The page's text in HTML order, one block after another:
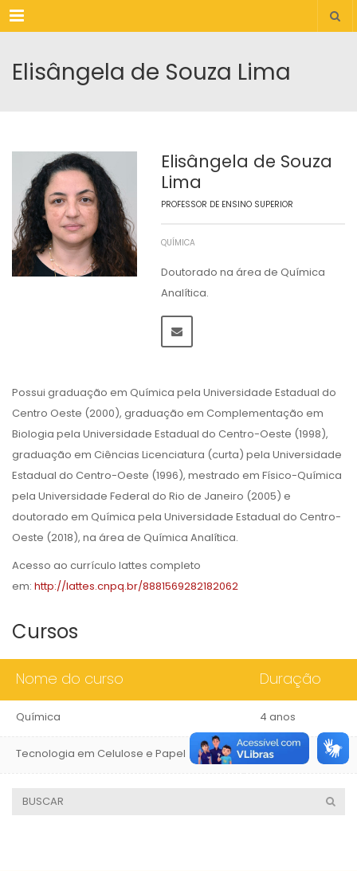
Menu
Elisângela de Souza Lima
Elisângela de Souza
Lima
PROFESSOR DE ENSINO SUPERIOR
QUÍMICA
Doutorado na área de Química
Analítica.
Possui graduação em Química pela Universidade Estadual do
Centro Oeste (2000), graduação em Complementação em
Biologia pela Universidade Estadual do Centro-Oeste (1998),
graduação em Ciências Licenciatura (curta) pela Universidade
Estadual do Centro-Oeste (1996), mestrado em Físico-Química
pela Universidade Federal do Rio de Janeiro (2005) e
doutorado em Química pela Universidade Estadual do Centro-
Oeste (2018), na área de Química Analítica.
Acesso ao currículo lattes completo
em: http://lattes.cnpq.br/8881569282182062
Cursos
Nome do curso Duração
Química 4 anos
Tecnologia em Celulose e Papel 3 anos